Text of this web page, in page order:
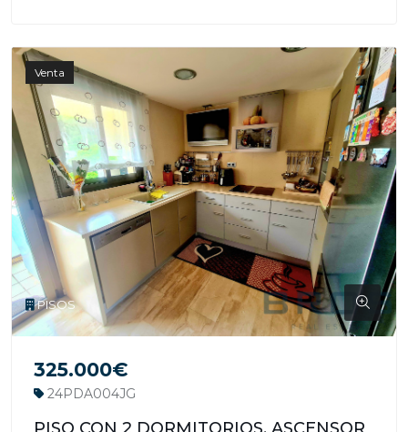
Venta
PISOS
325.000€
24PDA004JG
PISO CON 2 DORMITORIOS, ASCENSOR